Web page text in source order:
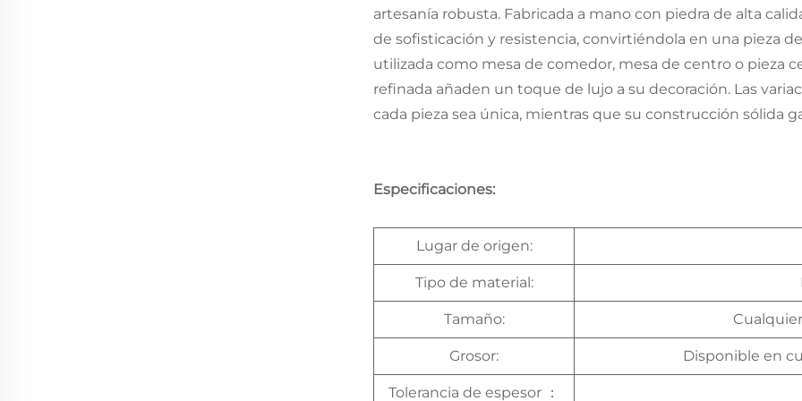
artesanía robusta. Fabricada a mano con piedra de alta
de sofisticación y resistencia, convirtiéndola en una pieza
utilizada como mesa de comedor, mesa de centro o pieza
refinada añaden un toque de lujo a su decoración. Las
cada pieza sea única, mientras que su construcción sólida
Especificaciones:
Lugar de origen:
Tipo de material:
Tamaño:
Grosor: Disponible en
Tolerancia de espesor ：